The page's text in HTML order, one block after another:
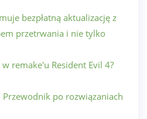
bezpłatną aktualizację z
przetrwania i nie tylko
remake'u Resident Evil 4?
po rozwiązaniach